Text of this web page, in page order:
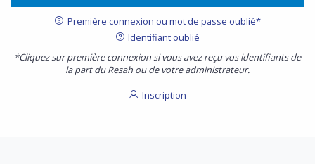
Première connexion ou mot de passe oublié*
Identifiant oublié
*Cliquez sur première connexion si vous avez reçu vos identifiants de
la part du Resah ou de votre administrateur.
Inscription